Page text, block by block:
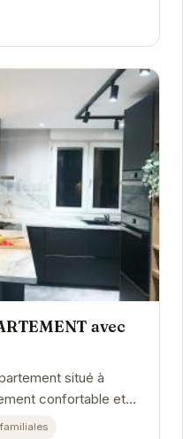
avec
situé à
confortable et
il est...